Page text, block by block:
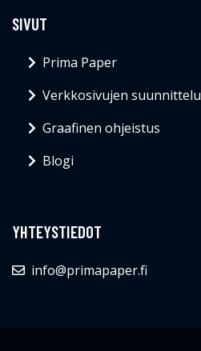
SIVUT
Prima Paper
Verkkosivujen suunnittelu
Graafinen ohjeistus
Blogi
YHTEYSTIEDOT
info@primapaper.fi